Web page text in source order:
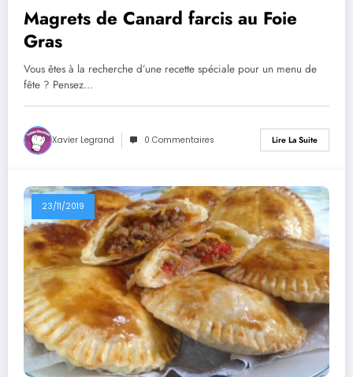
Magrets de Canard farcis au Foie
Gras
Vous êtes à la recherche d’une recette spéciale pour un menu de
fête ? Pensez…
Xavier Legrand 0 Commentaires Lire La Suite
23/11/2019